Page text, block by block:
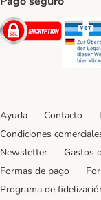
Security
Ayuda Contacto
Condiciones
Newsletter
Gastos
Formas de pago
Programa de